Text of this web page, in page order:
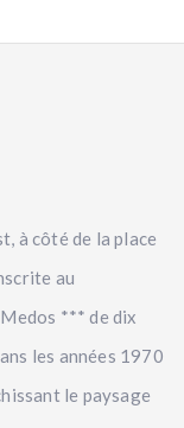
à côté de la place
au
*** de dix
les années 1970
le paysage